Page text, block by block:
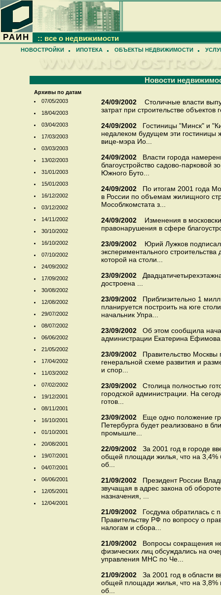
РАИН :: все о недвижимости
НОВОСТРОЙКИ ИПОТЕКА ОБЪЕКТЫ НЕДВИЖИМОСТИ
Новости
Архивы по датам
07/05/2003
18/04/2003
03/04/2003
17/03/2003
03/03/2003
13/02/2003
31/01/2003
15/01/2003
16/12/2002
03/12/2002
14/11/2002
30/10/2002
16/10/2002
07/10/2002
24/09/2002
17/09/2002
30/08/2002
12/08/2002
29/07/2002
08/07/2002
06/06/2002
21/05/2002
17/04/2002
11/03/2002
07/02/2002
19/12/2001
08/11/2001
16/10/2001
01/10/2001
20/08/2001
19/07/2001
04/07/2001
06/06/2001
12/05/2001
12/04/2001
24/09/2002
Столичные власти
затрат при строительстве объектов
24/09/2002
Гостиницы "Минск" и
недалеком будущем эти гостиницы
вице-мэра Ио...
24/09/2002
Власти города
благоустройство садово-парковой
Южного Буто...
24/09/2002
По итогам 2001 года
в России по объемам жилищного
Мособлкомстата з...
24/09/2002
Изменения в
правонарушения в сфере
23/09/2002
Юрий Лужков
экспериментального
которой на столи...
23/09/2002
достроена ...
23/09/2002
Приблизительно 1
планируется построить на юге
начальник Упра...
23/09/2002
Об этом сообщила
администрации Екатерина
23/09/2002
Правительство Москвы
генеральной схеме развития и
и спор...
23/09/2002
Столица полностью
городской администрации. На
готов...
23/09/2002
Еще одно положение
Петербурга будет реализовано в
промышле...
22/09/2002
За 2001 год в городе
общей площади жилья, что на 3,4%
об...
21/09/2002
Президент России
звучащая в адрес закона об
назначения, ...
21/09/2002
Госдума обратилась с
Правительству РФ по вопросу о
налогам и сбора...
21/09/2002
Вопросы сокращения
физических лиц обсуждались на
управления МНС по Че...
21/09/2002
За 2001 год в области
общей площади жилья, что на 3,8%
об...